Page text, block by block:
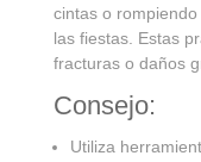
cintas o
las fiestas. Estas
fracturas o daños
Consejo:
Utiliza